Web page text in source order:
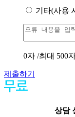
기타(사용
0자 /최대 500
제출하기
상담